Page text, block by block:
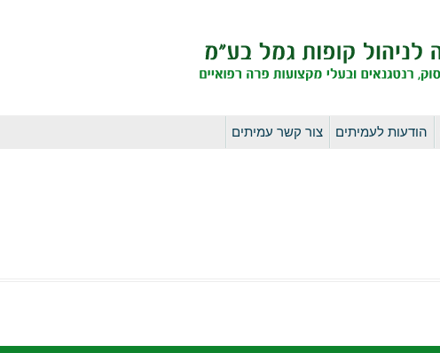
לדלג
הודעות לעמיתים צור קשר עמיתים